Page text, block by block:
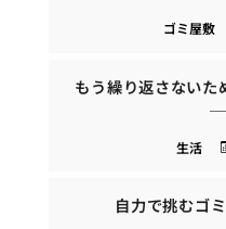
ゴミ屋敷
もう繰り返さないた
生活
自力で挑むゴ